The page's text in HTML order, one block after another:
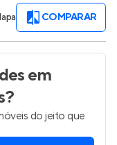
COMPARAR
em
?
do jeito que